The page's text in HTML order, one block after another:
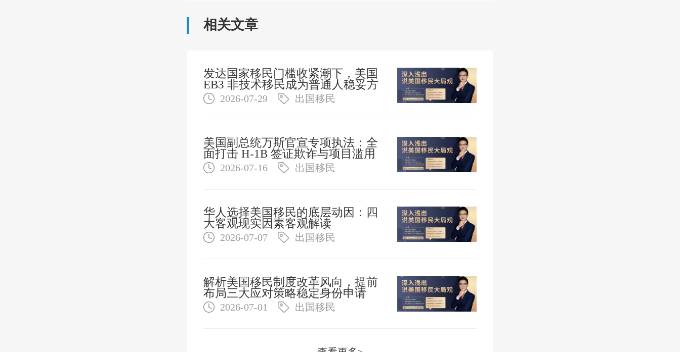
相关文章
发达国家移民门槛收紧潮下，美国
EB3 非技术移民成为普通人稳妥方
案 2026-07-29 出国移民
美国副总统万斯官宣专项执法：全
面打击 H-1B 签证欺诈与项目滥用
行为2026-07-16 出国移民
华人选择美国移民的底层动因：四
大客观现实因素客观解读
2026-07-07 出国移民
解析美国移民制度改革风向，提前
布局三大应对策略稳定身份申请
2026-07-01 出国移民